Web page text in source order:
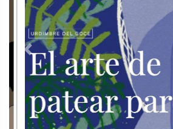
Previous